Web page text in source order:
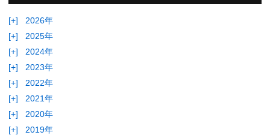
[+]
2026年
[+]
2025年
[+]
2024年
[+]
2023年
[+]
2022年
[+]
2021年
[+]
2020年
[+]
2019年